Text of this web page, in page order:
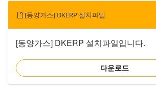
[동양가스] DKERP 설치파일
[동양가스] DKERP 설치파일입니다.
다운로드